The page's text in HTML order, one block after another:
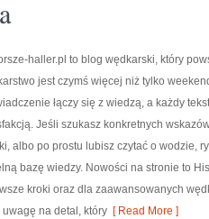
haller.pl to blog wędkarski, który
jest czymś więcej niż tylko
łączy się z wiedzą, a każdy
Jeśli szukasz konkretnych
albo po prostu lubisz czytać o wodzie,
bazę wiedzy. Nowości na stronie to
kroki oraz dla zaawansowanych
na detal, który [ Read More ]